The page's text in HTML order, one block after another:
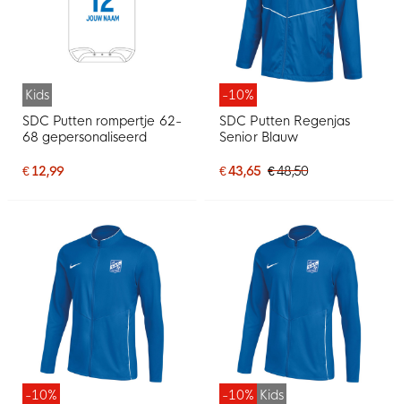
Kids
SDC Putten rompertje 62-
68 gepersonaliseerd
€ 12,99
-10%
SDC Putten Regenjas
Senior Blauw
€ 43,65 € 48,50
-10%
-10% Kids